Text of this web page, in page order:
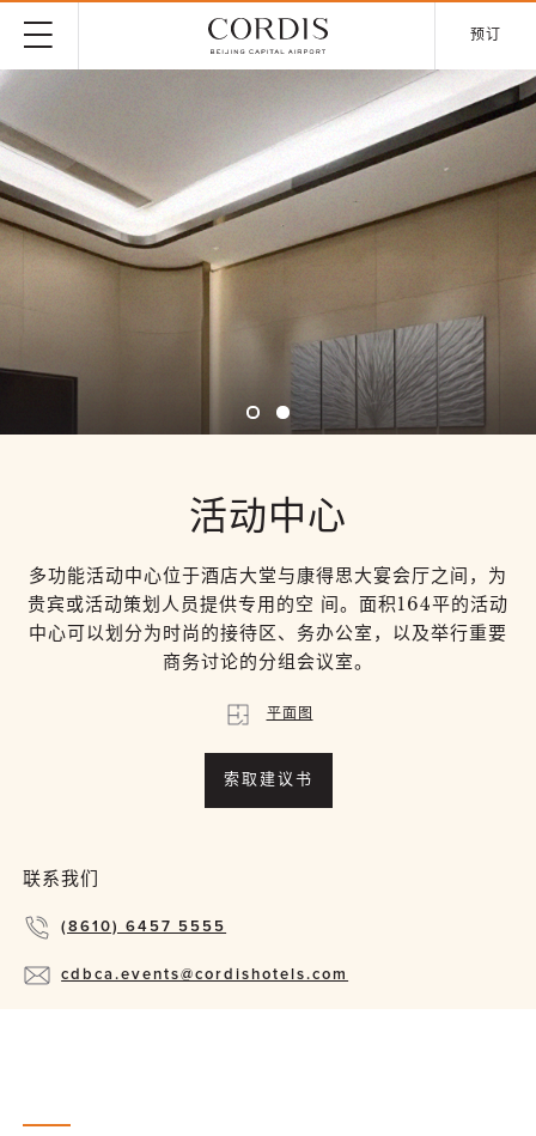
预订
活动中心
多功能活动中心位于酒店大堂与康得思大宴会厅之间，为
贵宾或活动策划人员提供专用的空 间。面积164平的活动
中心可以划分为时尚的接待区、务办公室，以及举行重要
商务讨论的分组会议室。
平面图
索取建议书
联系我们
(8610) 6457 5555
cdbca.events@cordishotels.com